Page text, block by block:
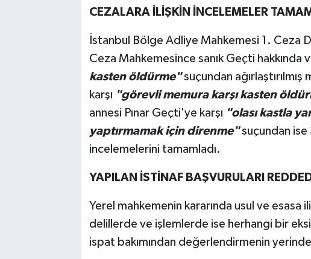
CEZALARA İLİŞKİN İNCELEMELER
İstanbul Bölge Adliye Mahkemesi 1. Ceza
Ceza Mahkemesince sanık Geçti hakkında
kasten öldürme"suçundan
karşı "görevli memura karşı kasten
annesi Pınar Geçti'ye karşı "olası kastla
yaptırmamak için direnme"suçundan ise
incelemelerini tamamladı.
YAPILAN İSTİNAF BAŞVURULARI
Yerel mahkemenin kararında usul ve esasa
delillerde ve işlemlerde ise herhangi bir
ispat bakımından değerlendirmenin